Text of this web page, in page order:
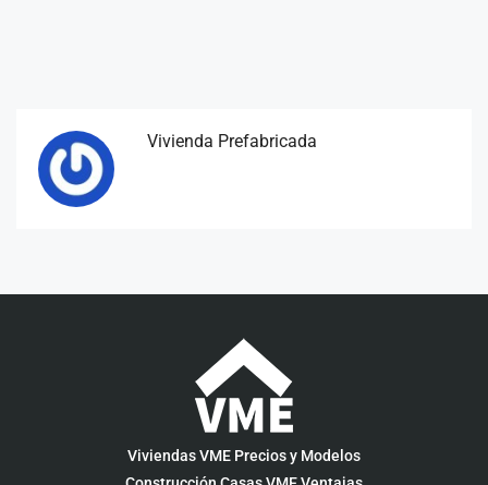
Vivienda Prefabricada
Viviendas VME Precios y Modelos